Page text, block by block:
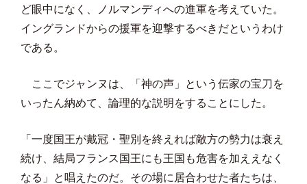
ど眼中になく、ノルマンディへの進軍を考えていた。
イングランドからの援軍を迎撃するべきだというわけ
である。
ここでジャンヌは、「神の声」という伝家の宝刀を
いったん納めて、論理的な説明をすることにした。
「一度国王が戴冠・聖別を終えれば敵方の勢力は衰え
続け、結局フランス国王にも王国も危害を加ええなく
なる」と唱えたのだ。その場に居合わせた者たちは、